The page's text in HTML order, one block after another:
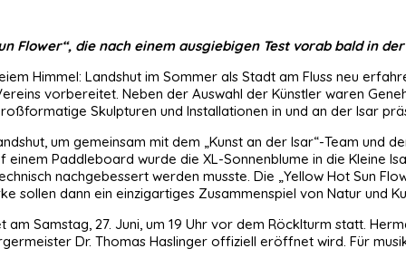
Flower“, die nach einem ausgiebigen Test vorab bald in
Himmel: Landshut im Sommer als Stadt am Fluss neu
vorbereitet. Neben der Auswahl der Künstler waren
Skulpturen und Installationen in und an der Isar
um gemeinsam mit dem „Kunst an der Isar“-Team und
einem Paddleboard wurde die XL-Sonnenblume in die Kleine
nachgebessert werden musste. Die „Yellow Hot Sun
sollen dann ein einzigartiges Zusammenspiel von Natur und
Samstag, 27. Juni, um 19 Uhr vor dem Röcklturm statt.
Dr. Thomas Haslinger offiziell eröffnet wird. Für